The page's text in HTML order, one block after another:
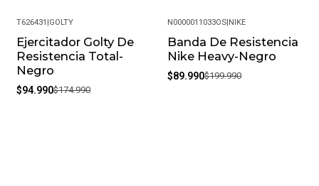
-46%
T626431 GOLTY
Ejercitador Golty De
Resistencia Total-
Negro
$94.990$174.990
-55%
N0000011033OS NIKE
Banda De Resistencia
Nike Heavy-Negro
$89.990$199.990